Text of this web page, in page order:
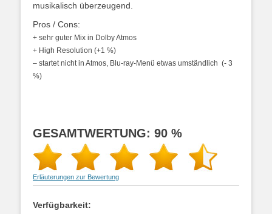
musikalisch überzeugend.
Pros / Cons:
+ sehr guter Mix in Dolby Atmos
+ High Resolution (+1 %)
– startet nicht in Atmos, Blu-ray-Menü etwas umständlich (- 3
%)
GESAMTWERTUNG: 90 %
Erläuterungen zur Bewertung
Verfügbarkeit: